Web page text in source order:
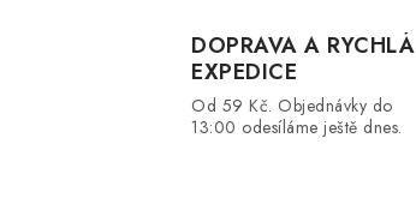
DOPRAVA A RYCHLÁ
EXPEDICE
Od 59 Kč. Objednávky do
13:00 odesíláme ještě dnes.